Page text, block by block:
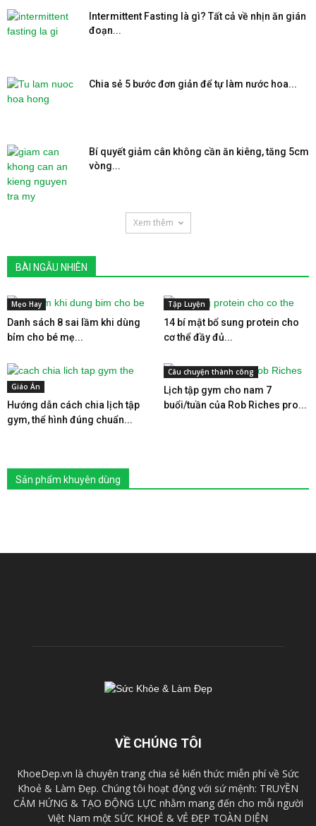
Intermittent Fasting là gì? Tất cả về nhịn ăn gián
đoạn...
Chia sẻ 5 bước đơn giản để tự làm nước hoa...
Bí quyết giảm cân không cần ăn kiêng, tăng 5cm
vòng...
Xem thêm
BÀI NGẪU NHIÊN
Mẹo Hay
Danh sách 8 sai lầm khi dùng
bỉm cho bé mẹ...
Tập Luyện
14 bí mật bổ sung protein cho
cơ thể đầy đủ...
Giáo Án
Hướng dẫn cách chia lịch tập
gym, thể hình đúng chuẩn...
Câu chuyện thành công
Lịch tập gym cho nam 7
buổi/tuần của Rob Riches pro...
Sản phẩm khuyên dùng
VỀ CHÚNG TÔI
KhoeDep.vn là chuyên trang chia sẻ kiến thức miễn phí về Sức
Khoẻ & Làm Đẹp. Chúng tôi hoạt động với sứ mệnh: TRUYỀN
CẢM HỨNG & TẠO ĐỘNG LỰC nhằm mang đến cho mỗi người
Việt Nam một SỨC KHOẺ & VẺ ĐẸP TOÀN DIỆN